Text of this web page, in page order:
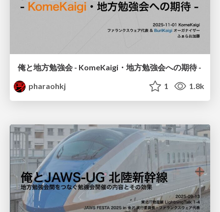
俺と地方勉強会 - KomeKaigi・地方勉強会への期待 -
pharaohkj
1 1.8k